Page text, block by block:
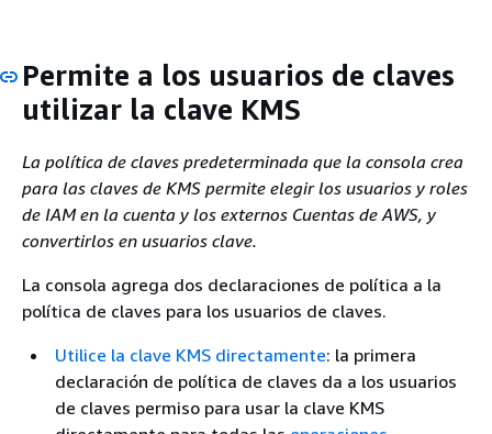
Permite a los usuarios de claves
utilizar la clave KMS
La política de claves predeterminada que la consola crea
para las claves de KMS permite elegir los usuarios y roles
de IAM en la cuenta y los externos Cuentas de AWS, y
convertirlos en usuarios clave.
La consola agrega dos declaraciones de política a la
política de claves para los usuarios de claves.
Utilice la clave KMS directamente: la primera
declaración de política de claves da a los usuarios
de claves permiso para usar la clave KMS